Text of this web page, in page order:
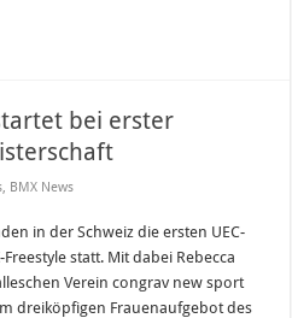
bei erster
, BMX News
in der Schweiz die ersten UEC-
statt. Mit dabei Rebecca
Verein congrav new sport
dreiköpfigen Frauenaufgebot des